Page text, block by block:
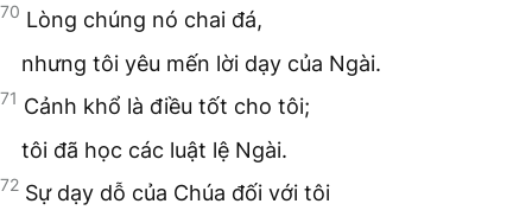
70 Lòng chúng nó chai đá,
nhưng tôi yêu mến lời dạy của Ngài.
71 Cảnh khổ là điều tốt cho tôi;
tôi đã học các luật lệ Ngài.
72 Sự dạy dỗ của Chúa đối với tôi